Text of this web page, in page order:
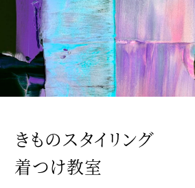
きものスタイリング
着つけ教室